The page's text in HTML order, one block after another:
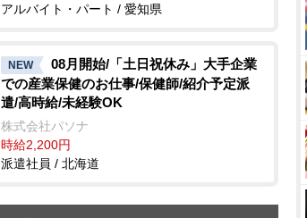
アルバイト・パート / 愛知県
NEW
08月開始/「土日祝休み」大手企業
での産業保健のお仕事/保健師/紹介予定派
遣/高時給/未経験OK
株式会社パソナ
時給2,200円
派遣社員 / 北海道